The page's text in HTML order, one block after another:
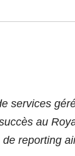
services
au
reporting